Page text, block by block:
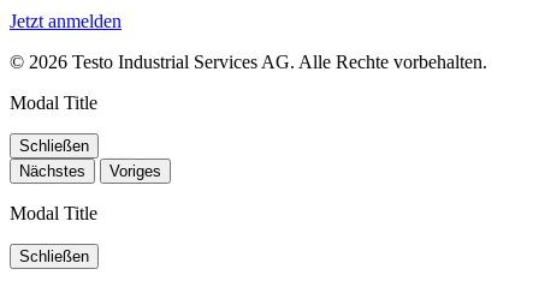
Jetzt anmelden
© 2026 Testo Industrial Services AG. Alle Rechte vorbehalten.
Modal Title
Schließen
Nächstes
Voriges
Modal Title
Schließen